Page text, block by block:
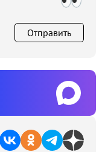
Отправить